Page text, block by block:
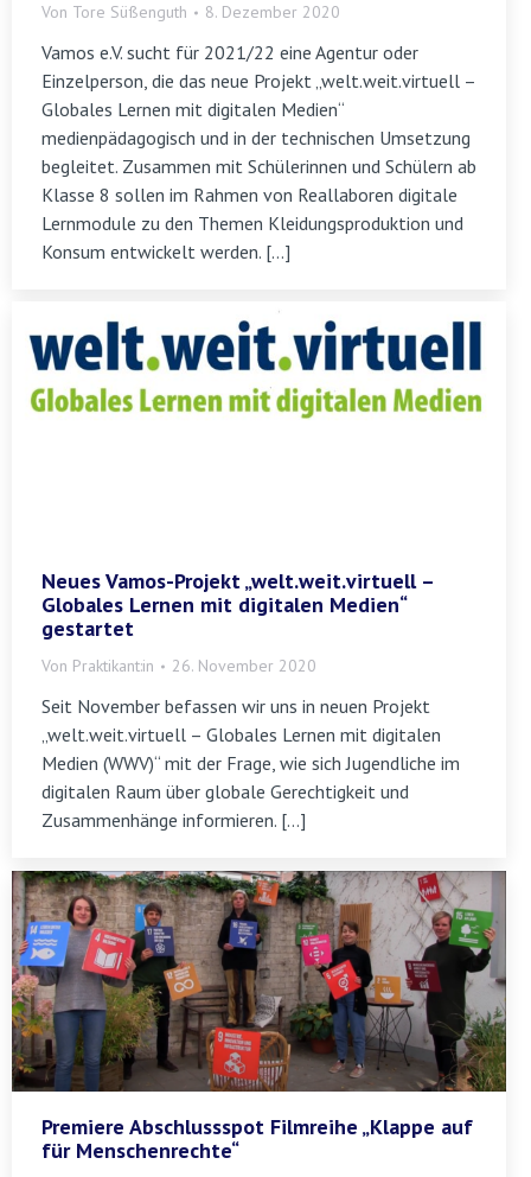
Von Tore Süßenguth 8. Dezember 2020
Vamos e.V. sucht für 2021/22 eine Agentur oder
Einzelperson, die das neue Projekt „welt.weit.virtuell –
Globales Lernen mit digitalen Medien“
medienpädagogisch und in der technischen Umsetzung
begleitet. Zusammen mit Schülerinnen und Schülern ab
Klasse 8 sollen im Rahmen von Reallaboren digitale
Lernmodule zu den Themen Kleidungsproduktion und
Konsum entwickelt werden. […]
Neues Vamos-Projekt „welt.weit.virtuell –
Globales Lernen mit digitalen Medien“
gestartet
Von Praktikant:in 26. November 2020
Seit November befassen wir uns in neuen Projekt
„welt.weit.virtuell – Globales Lernen mit digitalen
Medien (WWV)“ mit der Frage, wie sich Jugendliche im
digitalen Raum über globale Gerechtigkeit und
Zusammenhänge informieren. […]
Premiere Abschlussspot Filmreihe „Klappe auf
für Menschenrechte“